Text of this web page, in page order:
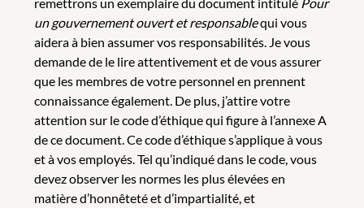
un gouvernement ouvert et responsablequi vous
aidera à bien assumer vos responsabilités. Je vous
demande de le lire attentivement et de vous assurer
que les membres de votre personnel en prennent
connaissance également. De plus, j’attire votre
attention sur le code d’éthique qui figure à l’annexe A
de ce document. Ce code d’éthique s’applique à vous
et à vos employés. Tel qu’indiqué dans le code, vous
devez observer les normes les plus élevées en
matière d’honnêteté et d’impartialité, et